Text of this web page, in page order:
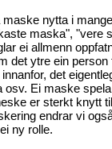
maske nytta i
maska", "vere
ei allmenn
det ytre ein
det
osv. Ei maske
er sterkt knytt
endrar vi
ny rolle.